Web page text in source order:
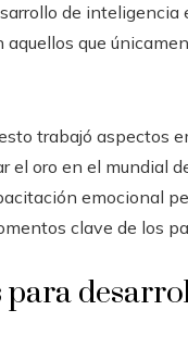
de
que
trabajó aspectos
el oro en el mundial
emocional
clave de los